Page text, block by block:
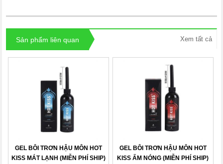
Sản phẩm liên quan Xem tất cả
GEL BÔI TRƠN HẬU MÔN HOT
KISS MÁT LẠNH (MIỄN PHÍ SHIP)
GEL BÔI TRƠN HẬU MÔN HOT
KISS ẤM NÓNG (MIỄN PHÍ SHIP)